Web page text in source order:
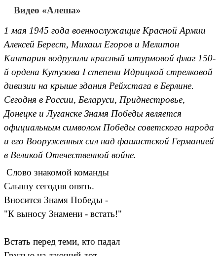
Видео «Алеша»
1 мая 1945 года военнослужащие Красной Армии
Алексей Берест, Михаил Егоров и Мелитон
Кантария водрузили красный штурмовой флаг 150-
й ордена Кутузова I степени Идрицкой стрелковой
дивизии на крыше здания Рейхстага в Берлине.
Сегодня в России, Беларуси, Приднестровье,
Донецке и Луганске Знамя Победы является
официальным символом Победы советского народа
и его Вооруженных сил над фашистской Германией
в Великой Отечественной войне.
Слово знакомой команды
Слышу сегодня опять.
Вносится Знамя Победы -
"К выносу Знамени - встать!"
Встать перед теми, кто падал